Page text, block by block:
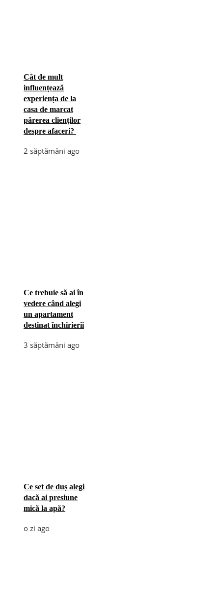
Cât de mult
influențează
experiența de la
casa de marcat
părerea clienților
despre afaceri?
2 săptămâni ago
Ce trebuie să ai în
vedere când alegi
un apartament
destinat închirierii
3 săptămâni ago
Ce set de duș alegi
dacă ai presiune
mică la apă?
o zi ago